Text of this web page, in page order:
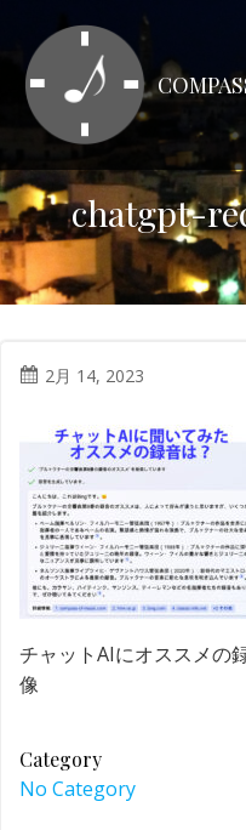
chatgpt-
2月 14, 2023
チャットAIにオススメの
像
Category
No Category